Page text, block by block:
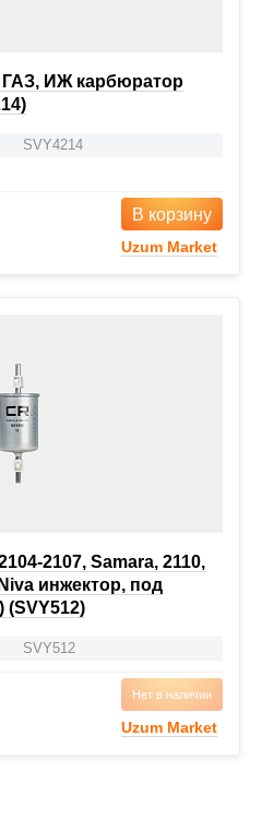
ИЖ карбюратор
SVY4214
В корзину
Uzum Market
2107, Samara, 2110,
инжектор, под
(SVY512)
SVY512
Нет в наличии
Uzum Market